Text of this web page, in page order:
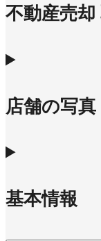
不動産売
店舗の写真
基本情報